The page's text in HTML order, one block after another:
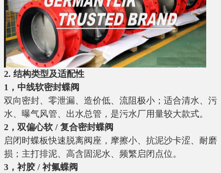
2. 结构类型及适配性
1，中线软密封蝶阀
双向密封、零泄漏、造价低、流阻极小；适合清水、污
水、曝气风管、出水总管，是污水厂用量较大款式。
2，双偏心软 / 复合密封蝶阀
启闭时蝶板快速脱离阀座，摩擦小、抗泥沙卡涩、耐磨
损；主打排泥、高含固泥水、频繁启闭点位。
3，衬胶 / 衬氟蝶阀